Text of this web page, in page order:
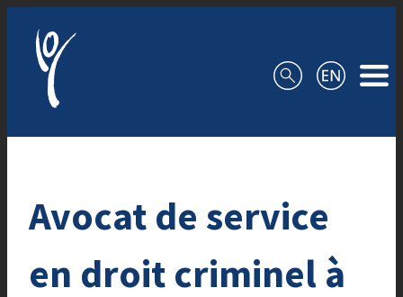
Avocat de service
en droit criminel à